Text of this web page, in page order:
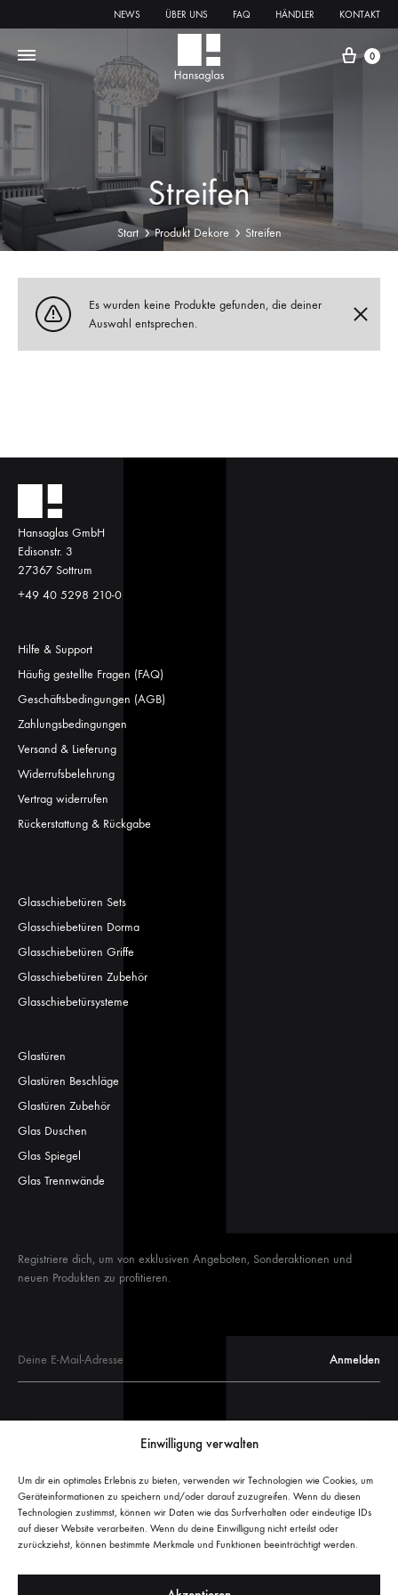
Einwilligung verwalten
Um dir ein optimales Erlebnis zu bieten, verwenden wir Technologien wie Cookies, um
Geräteinformationen zu speichern und/oder darauf zuzugreifen. Wenn du diesen
Technologien zustimmst, können wir Daten wie das Surfverhalten oder eindeutige IDs
auf dieser Website verarbeiten. Wenn du deine Einwilligung nicht erteilst oder
zurückziehst, können bestimmte Merkmale und Funktionen beeinträchtigt werden.
NEWS ÜBER UNS FAQ HÄNDLER KONTAKT
0
Streifen
Start Produkt Dekore Streifen
Es wurden keine Produkte gefunden, die deiner
Auswahl entsprechen.
Hansaglas GmbH
Edisonstr. 3
27367 Sottrum
+49 40 5298 210-0
Hilfe & Support
Häufig gestellte Fragen (FAQ)
Geschäftsbedingungen (AGB)
Zahlungsbedingungen
Versand & Lieferung
Widerrufsbelehrung
Vertrag widerrufen
Rückerstattung & Rückgabe
Glasschiebetüren Sets
Glasschiebetüren Dorma
Glasschiebetüren Griffe
Glasschiebetüren Zubehör
Glasschiebetürsysteme
Glastüren
Glastüren Beschläge
Glastüren Zubehör
Glas Duschen
Glas Spiegel
Glas Trennwände
Registriere dich, um von exklusiven Angeboten, Sonderaktionen und
neuen Produkten zu profitieren.
Glasschiebetüren
Glasschiebetür Maße
Welche Glasschiebetür passt?
Glasschiebetür Sondermaß